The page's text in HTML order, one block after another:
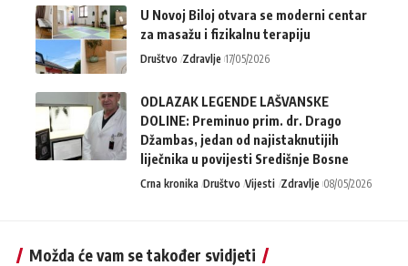
U Novoj Biloj otvara se moderni centar
za masažu i fizikalnu terapiju
Društvo Zdravlje 17/05/2026
ODLAZAK LEGENDE LAŠVANSKE
DOLINE: Preminuo prim. dr. Drago
Džambas, jedan od najistaknutijih
liječnika u povijesti Središnje Bosne
Crna kronika Društvo Vijesti Zdravlje 08/05/2026
Možda će vam se također svidjeti